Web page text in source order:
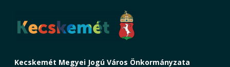
Kecskemét Megyei Jogú Város Önkormányzata